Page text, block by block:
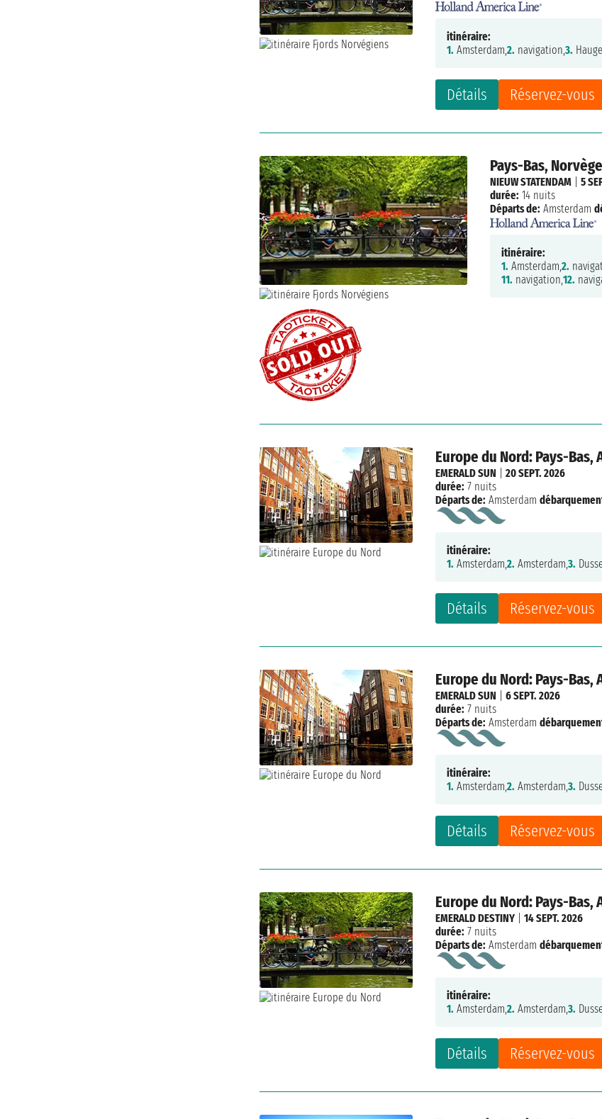
Détails Réservez-vous
itinéraire:
1. Amsterdam,2. navigation,3.
Pays-Bas, Norvège
NIEUW STATENDAM| 5
durée: 14 nuits
Départs de: Amsterdam
itinéraire:
1. Amsterdam,2.
11. navigation,12.
Europe du Nord: Pays-Bas,
Détails Réservez-vous
EMERALD SUN |20 SEPT. 2026
durée: 7 nuits
Départs de: Amsterdam
itinéraire:
1. Amsterdam,2. Amsterdam,3.
Europe du Nord: Pays-Bas,
Détails Réservez-vous
EMERALD SUN |6 SEPT. 2026
durée: 7 nuits
Départs de: Amsterdam
itinéraire:
1. Amsterdam,2. Amsterdam,3.
Europe du Nord: Pays-Bas,
Détails Réservez-vous
EMERALD DESTINY |14 SEPT. 2026
durée: 7 nuits
Départs de: Amsterdam
itinéraire:
1. Amsterdam,2. Amsterdam,3.